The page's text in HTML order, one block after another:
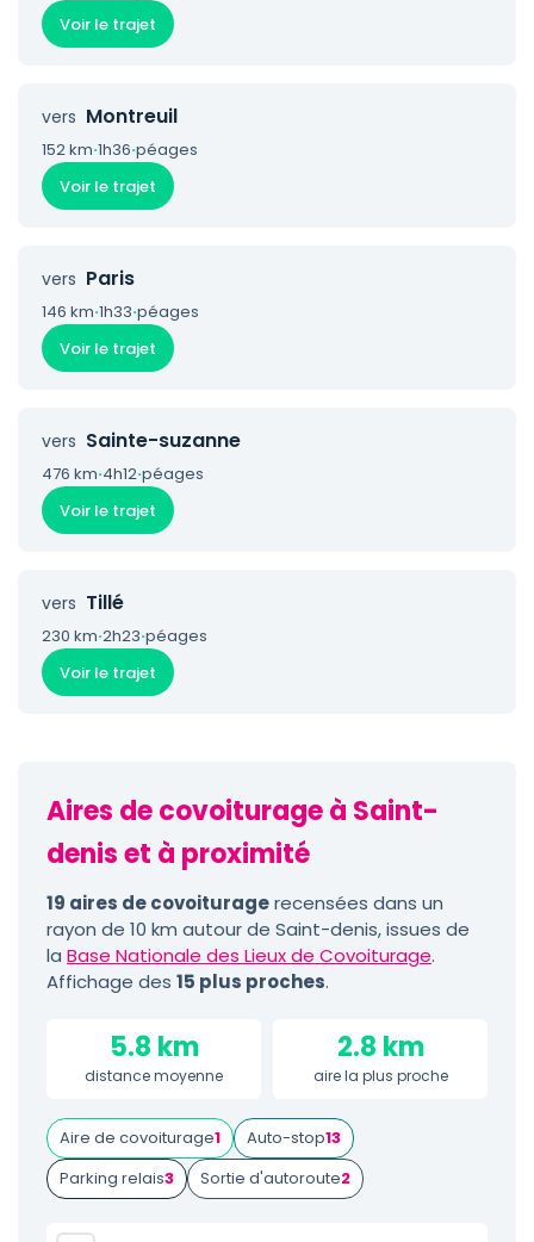
Voir le trajet
vers Montreuil
152 km·1h36·péages
Voir le trajet
vers Paris
146 km·1h33·péages
Voir le trajet
vers Sainte-suzanne
476 km·4h12·péages
Voir le trajet
vers Tillé
230 km·2h23·péages
Voir le trajet
Aires de covoiturage à Saint-
denis et à proximité
19 aires de covoituragerecensées dans un
rayon de 10 km autour de Saint-denis, issues de
la Base Nationale des Lieux de Covoiturage.
Affichage des 15 plus proches.
5.8 km
distance moyenne
2.8 km
aire la plus proche
Aire de covoiturage1 Auto-stop13
Parking relais3 Sortie d'autoroute2